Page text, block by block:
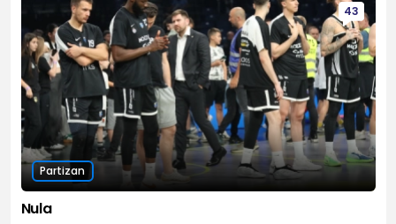
43
Partizan
Nula